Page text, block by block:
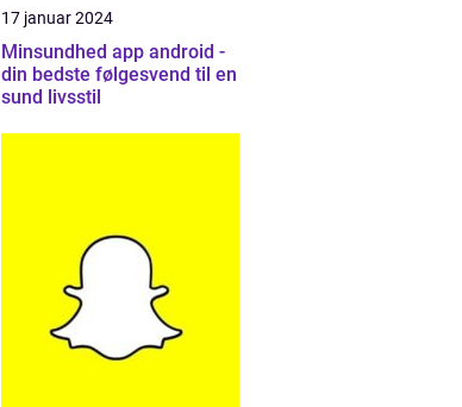
17 januar 2024
Minsundhed app android -
din bedste følgesvend til en
sund livsstil